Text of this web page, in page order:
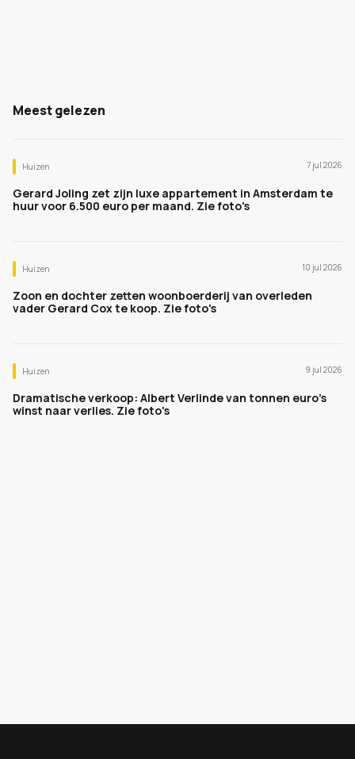
Meest gelezen
Huizen 7 jul 2026
Gerard Joling zet zijn luxe appartement in Amsterdam te
huur voor 6.500 euro per maand. Zie foto's
Huizen 10 jul 2026
Zoon en dochter zetten woonboerderij van overleden
vader Gerard Cox te koop. Zie foto's
Huizen 9 jul 2026
Dramatische verkoop: Albert Verlinde van tonnen euro's
winst naar verlies. Zie foto's